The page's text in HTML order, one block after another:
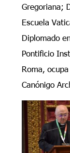
Gregoriana;
Escuela
Diplomado
Pontificio
Roma,
Canónigo